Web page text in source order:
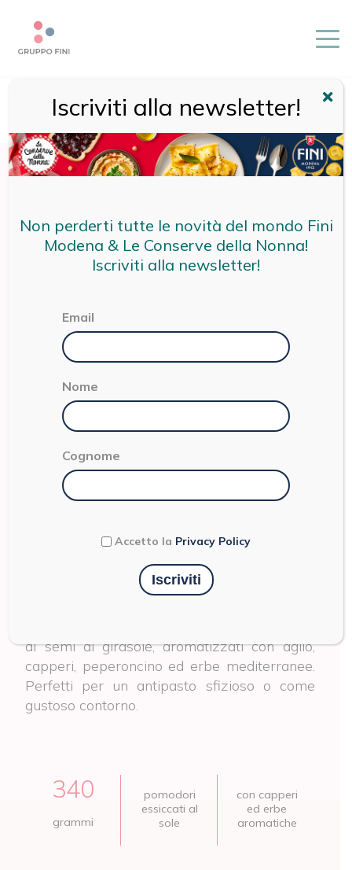
LE CONSERVE DELLA NONNA/PRODOTTI/SOTTOLI
E SOTTACETI/ POMODORI ESSICCATI
POMODORI
ESSICCATI
di semi di girasole, aromatizzati con aglio,
capperi, peperoncino ed erbe mediterranee.
Perfetti per un antipasto sfizioso o come
gustoso contorno.
340
grammi
pomodori
essiccati al
sole
con capperi
ed erbe
aromatiche
Iscriviti alla newsletter!
Non perderti tutte le novità del mondo Fini
Modena & Le Conserve della Nonna!
Iscriviti alla newsletter!
Email
Nome
Cognome
Accetto la Privacy Policy